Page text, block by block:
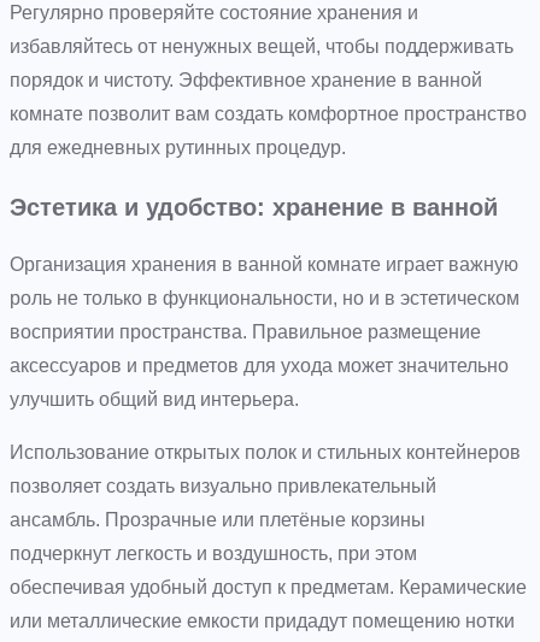
Регулярно проверяйте состояние хранения и
избавляйтесь от ненужных вещей, чтобы поддерживать
порядок и чистоту. Эффективное хранение в ванной
комнате позволит вам создать комфортное пространство
для ежедневных рутинных процедур.
Эстетика и удобство: хранение в ванной
Организация хранения в ванной комнате играет важную
роль не только в функциональности, но и в эстетическом
восприятии пространства. Правильное размещение
аксессуаров и предметов для ухода может значительно
улучшить общий вид интерьера.
Использование открытых полок и стильных контейнеров
позволяет создать визуально привлекательный
ансамбль. Прозрачные или плетёные корзины
подчеркнут легкость и воздушность, при этом
обеспечивая удобный доступ к предметам. Керамические
или металлические емкости придадут помещению нотки